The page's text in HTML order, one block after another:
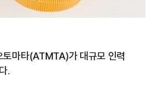
토마타(ATMTA)가 대규모 인력
.